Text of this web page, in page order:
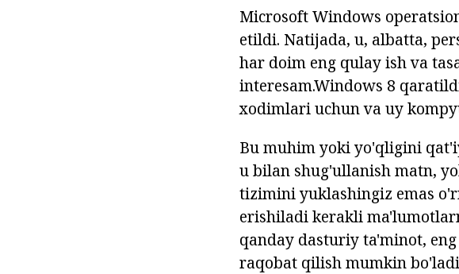
Microsoft Windows
etildi. Natijada, u, albatta,
har doim eng qulay ish va
interesam.Windows 8
xodimlari uchun va uy
Bu muhim yoki yo'qligini
u bilan shug'ullanish matn,
tizimini yuklashingiz emas
erishiladi kerakli
qanday dasturiy ta'minot,
raqobat qilish mumkin